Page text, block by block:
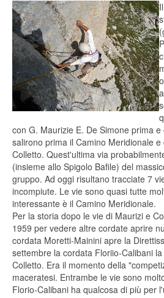
con G. Maurizie E. De Simone prima
salirono prima il Camino Meridionale
Colletto. Quest'ultima via
(insieme allo Spigolo Bafile) del
gruppo. Ad oggi risultano tracciate 7
incompiute. Le vie sono quasi tutte
interessante è il Camino Meridionale.
Per la storia dopo le vie di Maurizi e
1959 per vedere altre cordate aprire
cordata Moretti-Mainini apre la
settembre la cordata Floriio-Calibani
Colletto. Era il momento della
maceratesi. Entrambe le vie sono
Florio-Calibani ha qualcosa di più per